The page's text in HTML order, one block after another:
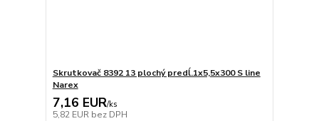
Skrutkovač 8392 13 plochý predĺ.1x5,5x300 S line
Narex
7,16 EUR/ks
5,82 EUR bez DPH